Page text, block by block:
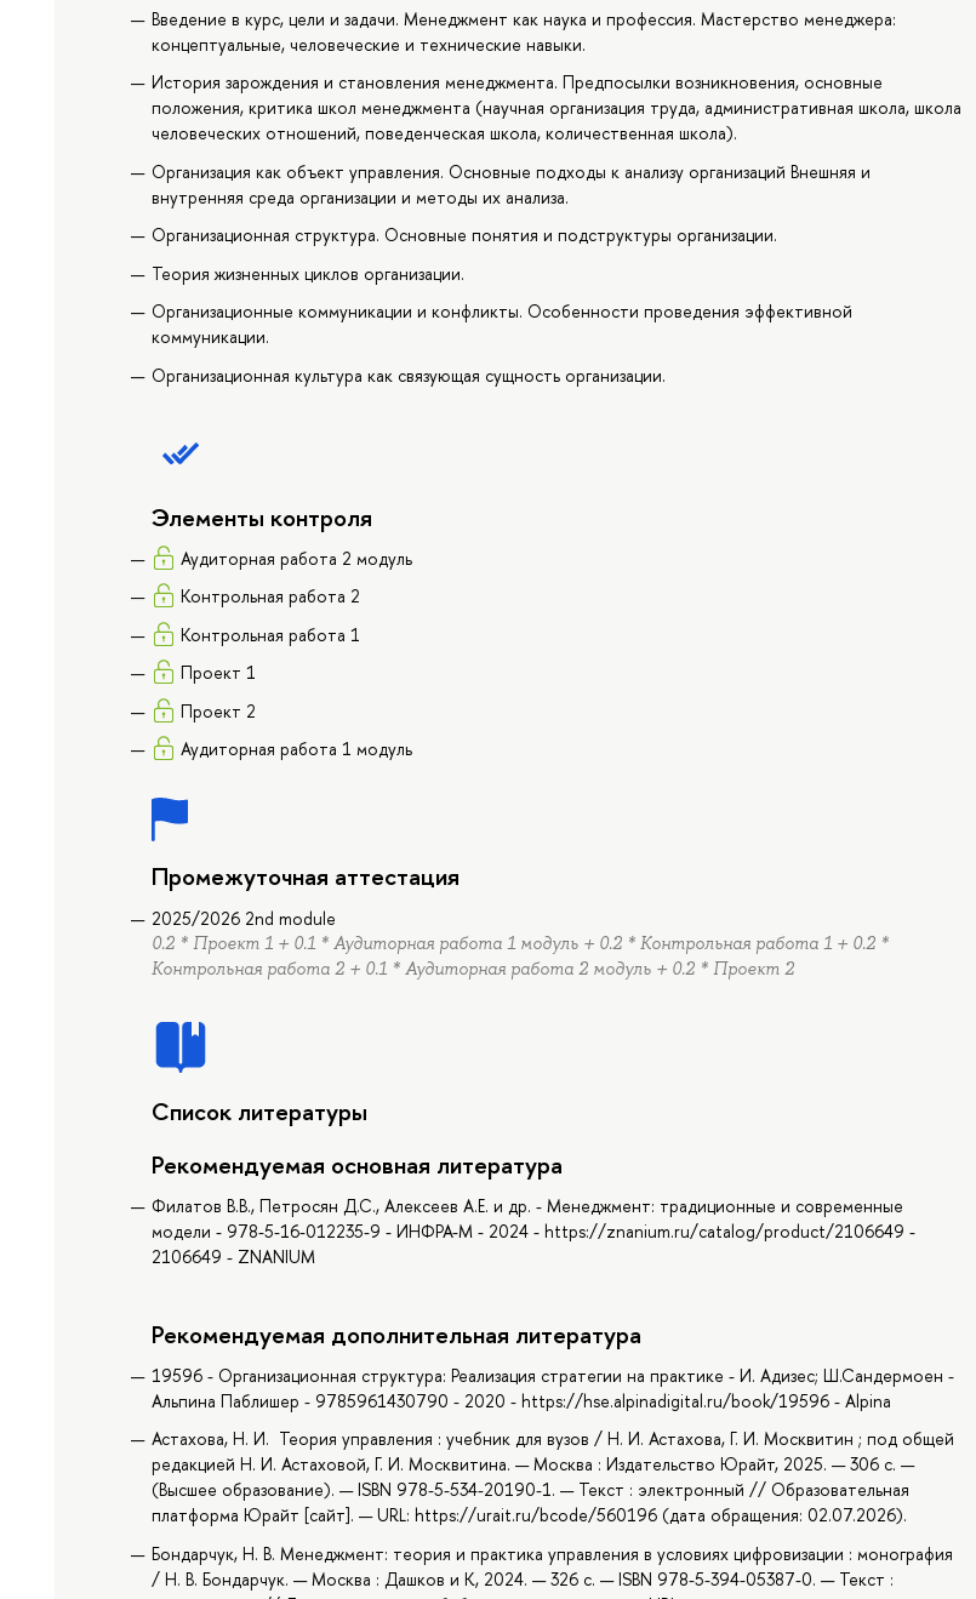
Введение в курс, цели и задачи. Менеджмент как наука и профессия. Мастерство менеджера:
концептуальные, человеческие и технические навыки.
История зарождения и становления менеджмента. Предпосылки возникновения, основные
положения, критика школ менеджмента (научная организация труда, административная школа, школа
человеческих отношений, поведенческая школа, количественная школа).
Организация как объект управления. Основные подходы к анализу организаций Внешняя и
внутренняя среда организации и методы их анализа.
Организационная структура. Основные понятия и подструктуры организации.
Теория жизненных циклов организации.
Организационные коммуникации и конфликты. Особенности проведения эффективной
коммуникации.
Организационная культура как связующая сущность организации.
Элементы контроля
Аудиторная работа 2 модуль
Контрольная работа 2
Контрольная работа 1
Проект 1
Проект 2
Аудиторная работа 1 модуль
Промежуточная аттестация
2025/2026 2nd module
0.2 * Проект 1 + 0.1 * Аудиторная работа 1 модуль + 0.2 * Контрольная работа 1 + 0.2 *
Контрольная работа 2 + 0.1 * Аудиторная работа 2 модуль + 0.2 * Проект 2
Список литературы
Рекомендуемая основная литература
Филатов В.В., Петросян Д.С., Алексеев А.Е. и др. - Менеджмент: традиционные и современные
модели - 978-5-16-012235-9 - ИНФРА-М - 2024 - https://znanium.ru/catalog/product/2106649 -
2106649 - ZNANIUM
Рекомендуемая дополнительная литература
19596 - Организационная структура: Реализация стратегии на практике - И. Адизес; Ш.Сандермоен -
Альпина Паблишер - 9785961430790 - 2020 - https://hse.alpinadigital.ru/book/19596 - Alpina
Астахова, Н. И. Теория управления : учебник для вузов / Н. И. Астахова, Г. И. Москвитин ; под общей
редакцией Н. И. Астаховой, Г. И. Москвитина. — Москва : Издательство Юрайт, 2025. — 306 с. —
(Высшее образование). — ISBN 978-5-534-20190-1. — Текст : электронный // Образовательная
платформа Юрайт [сайт]. — URL: https://urait.ru/bcode/560196 (дата обращения: 02.07.2026).
Бондарчук, Н. В. Менеджмент: теория и практика управления в условиях цифровизации : монография
/ Н. В. Бондарчук. — Москва : Дашков и К, 2024. — 326 с. — ISBN 978-5-394-05387-0. — Текст :